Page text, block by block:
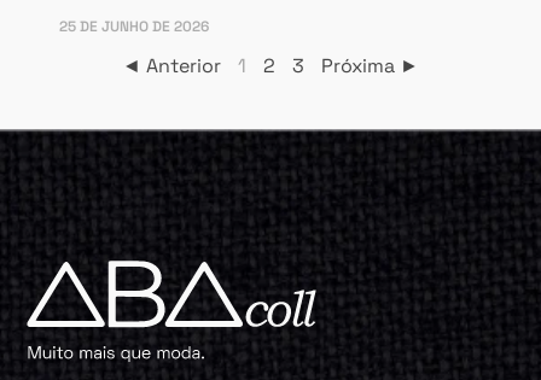
25 DE JUNHO DE 2026
◄ Anterior 1 2 3 Próxima ►